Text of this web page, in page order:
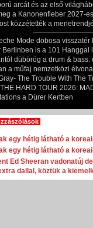
arcát és az első
a Kanonenfieber 2027-
közzétették a
Mode dobosa
Berlinben is a 101 Hanggal
dübörög a drum &
a műfaj nemzetközi
The Trouble With The
HARD TOUR 2026:
a Dürer Kertben
egy hétig látható a
egy hétig látható a
Ed Sheeran vadonatúj
dallal, köztük a